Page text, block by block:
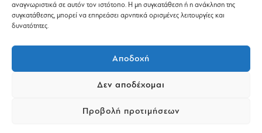
αναγνωριστικά σε αυτόν τον ιστότοπο. Η μη συγκατάθεση ή η ανάκληση της
συγκατάθεσης, μπορεί να επηρεάσει αρνητικά ορισμένες λειτουργίες και
δυνατότητες.
Αποδοχή
Δεν αποδέχομαι
Προβολή προτιμήσεων
όροι χρήσης
©2024 AVANTGARDESHOP.GR. ALL RIGHTS RESERVED.